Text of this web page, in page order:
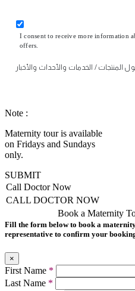
I consent to receive more information
offers.
/ الخدمات والأحداث والأخبار
Note :
Maternity tour is available
on Fridays and Sundays
only.
SUBMIT
Call Doctor Now
CALL DOCTOR NOW
Book a Maternity
Fill the form below to book a
representative to confirm your
×
First Name *
Last Name *